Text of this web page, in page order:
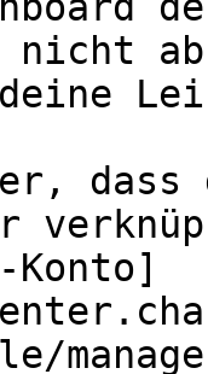
nicht
dass
Konto]